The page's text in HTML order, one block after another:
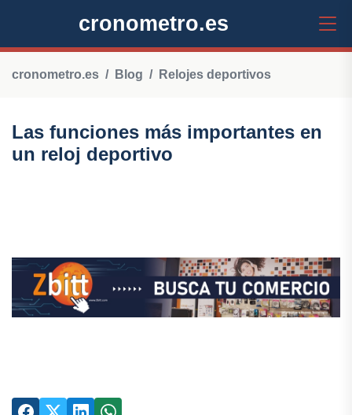
cronometro.es
cronometro.es Blog Relojes deportivos
Las funciones más importantes en
un reloj deportivo